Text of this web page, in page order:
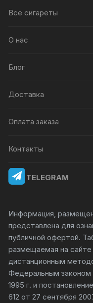
Все сигареты
О нас
Блог
Доставка
Оплата заказа
Контакты
TELEGRAM
Информация,
представлена для
публичной офертой.
размещаемая на
дистанционным
Федеральным
1995 г. и
612 от 27 сентября